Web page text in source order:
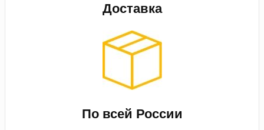
Доставка
По всей России